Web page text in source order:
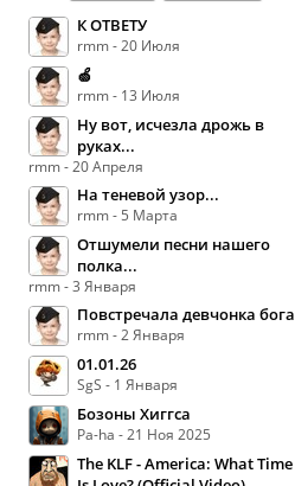
К ОТВЕТУ
rmm - 20 Июля
🍏
rmm - 13 Июля
Ну вот, исчезла дрожь в
руках...
rmm - 20 Апреля
На теневой узор...
rmm - 5 Марта
Отшумели песни нашего
полка...
rmm - 3 Января
Повстречала девчонка бога
rmm - 2 Января
01.01.26
SgS - 1 Января
Бозоны Хиггса
Pa-ha - 21 Ноя 2025
The KLF - America: What Time